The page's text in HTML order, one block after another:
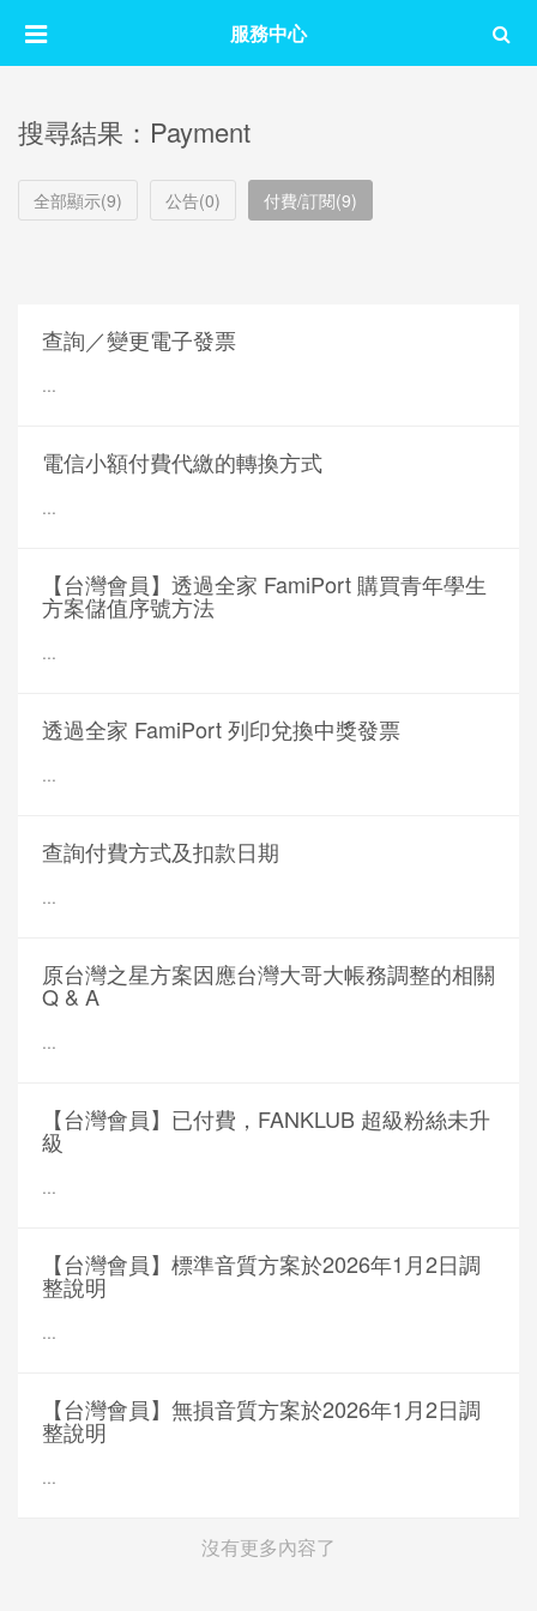
服務中心
搜尋結果：Payment
全部顯示(9) 公告(0) 付費/訂閱(9)
查詢／變更電子發票
...
電信小額付費代繳的轉換方式
...
【台灣會員】透過全家 FamiPort 購買青年學生
方案儲值序號方法
...
透過全家 FamiPort 列印兌換中獎發票
...
查詢付費方式及扣款日期
...
原台灣之星方案因應台灣大哥大帳務調整的相關
Q & A
...
【台灣會員】已付費，FANKLUB 超級粉絲未升
級
...
【台灣會員】標準音質方案於2026年1月2日調
整說明
...
【台灣會員】無損音質方案於2026年1月2日調
整說明
...
沒有更多內容了